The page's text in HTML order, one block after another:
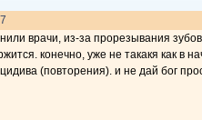
врачи, из-за прорезывания
конечно, уже не такакя как в
(повторения). и не дай бог